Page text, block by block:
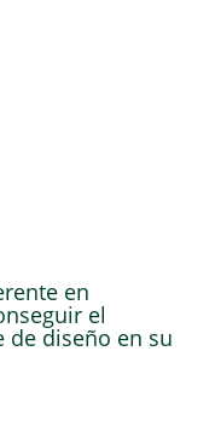
en
el
de diseño en su